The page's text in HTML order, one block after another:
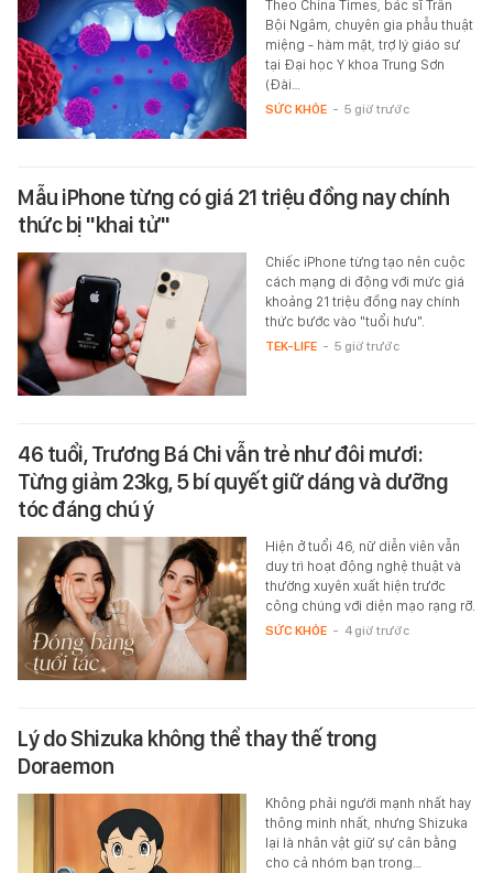
Theo China Times, bác sĩ Trần
Bội Ngâm, chuyên gia phẫu thuật
miệng - hàm mặt, trợ lý giáo sư
tại Đại học Y khoa Trung Sơn
(Đài…
SỨC KHỎE - 5 giờ trước
Mẫu iPhone từng có giá 21 triệu đồng nay chính
thức bị "khai tử"
Chiếc iPhone từng tạo nên cuộc
cách mạng di động với mức giá
khoảng 21 triệu đồng nay chính
thức bước vào "tuổi hưu".
TEK-LIFE - 5 giờ trước
46 tuổi, Trương Bá Chi vẫn trẻ như đôi mươi:
Từng giảm 23kg, 5 bí quyết giữ dáng và dưỡng
tóc đáng chú ý
Hiện ở tuổi 46, nữ diễn viên vẫn
duy trì hoạt động nghệ thuật và
thường xuyên xuất hiện trước
công chúng với diện mạo rạng rỡ.
SỨC KHỎE - 4 giờ trước
Lý do Shizuka không thể thay thế trong
Doraemon
Không phải người mạnh nhất hay
thông minh nhất, nhưng Shizuka
lại là nhân vật giữ sự cân bằng
cho cả nhóm bạn trong…